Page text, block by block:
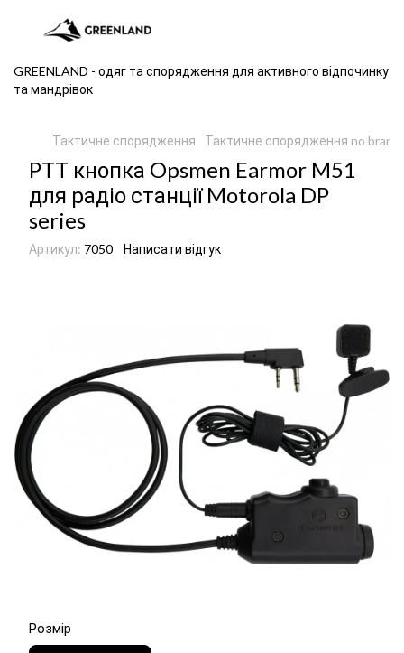
GREENLAND - одяг та спорядження для активного відпочинку
та мандрівок
Тактичне спорядження Тактичне спорядження no brand
PTT кнопка Opsmen Earmor M51
для радіо станції Motorola DP
series
Артикул: 7050 Написати відгук
Розмір